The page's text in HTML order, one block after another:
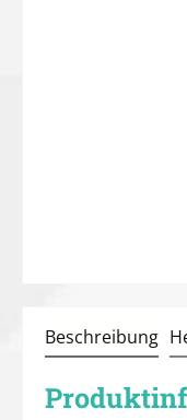
Beschreibung